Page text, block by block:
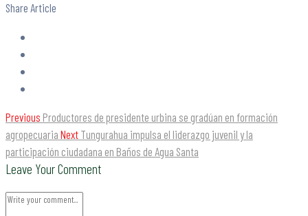
Share Article
Previous Productores de presidente urbina se gradúan en formación
agropecuaria Next Tungurahua impulsa el liderazgo juvenil y la
participación ciudadana en Baños de Agua Santa
Leave Your Comment